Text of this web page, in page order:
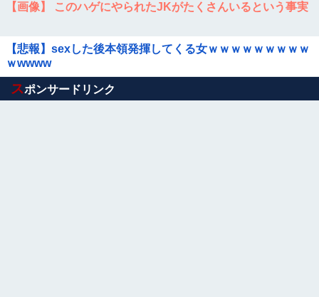
【画像】 このハゲにやられたJKがたくさんいるという事実
【悲報】sexした後本領発揮してくる女ｗｗｗｗｗｗｗｗｗ
ｗwwww
Powered by livedoor 相互RSS
スポンサードリンク